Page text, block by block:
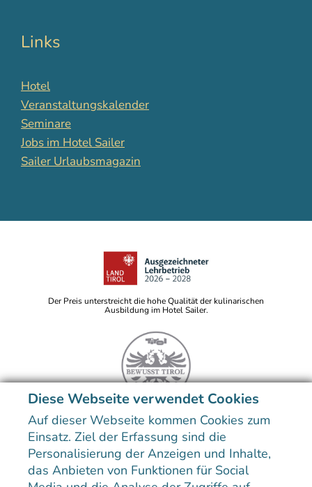
Links
Hotel
Veranstaltungskalender
Seminare
Jobs im Hotel Sailer
Sailer Urlaubsmagazin
Der Preis unterstreicht die hohe Qualität der kulinarischen
Ausbildung im Hotel Sailer.
Hinweis: Bildtitel, Alt-Texte und Beschreibungen werden
teilweise mit Hilfe von KI erstellt. Weitere Informationen
finden Sie in derDatenschutzerklärung
Sitemap
Datenschutzerklärung Impressum Erklärung zur Barrierefreiheit
Diese Webseite verwendet Cookies
Auf dieser Webseite kommen Cookies zum
Einsatz. Ziel der Erfassung sind die
Personalisierung der Anzeigen und Inhalte,
das Anbieten von Funktionen für Social